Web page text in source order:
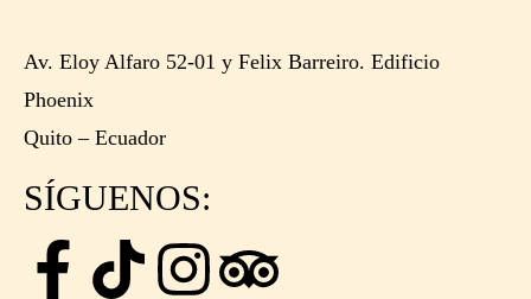
Av. Eloy Alfaro 52-01 y Felix Barreiro. Edificio
Phoenix
Quito – Ecuador
SÍGUENOS: